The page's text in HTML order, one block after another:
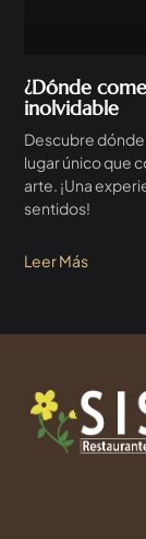
¿Dónde
inolvidable
Descubre dónde
lugar único que
arte. ¡Una
sentidos!
Leer Más